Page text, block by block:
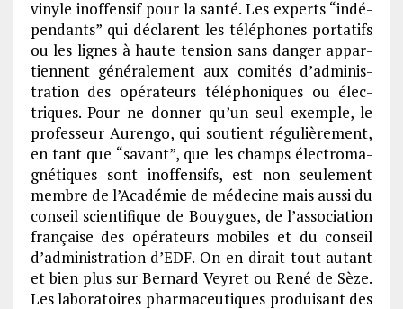
vinyle inof­fen­sif pour la santé. Les experts “indé­
pen­dants” qui déclarent les télé­phones porta­tifs
ou les lignes à haute tension sans danger appar­
tiennent géné­ra­le­ment aux comi­tés d’ad­mi­nis­
tra­tion des opéra­teurs télé­pho­niques ou élec­
triques. Pour ne donner qu’un seul exemple, le
profes­seur Aurengo, qui soutient régu­liè­re­ment,
en tant que “savant”, que les champs élec­tro­ma­
gné­tiques sont inof­fen­sifs, est non seule­ment
membre de l’Aca­dé­mie de méde­cine mais aussi du
conseil scien­ti­fique de Bouygues, de l’as­so­cia­tion
française des opéra­teurs mobiles et du conseil
d’ad­mi­nis­tra­tion d’EDF. On en dirait tout autant
et bien plus sur Bernard Veyret ou René de Sèze.
Les labo­ra­toires phar­ma­ceu­tiques produi­sant des